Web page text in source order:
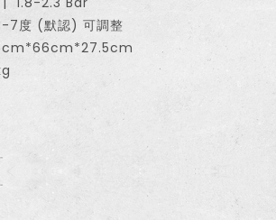
度 (默認) 可調整